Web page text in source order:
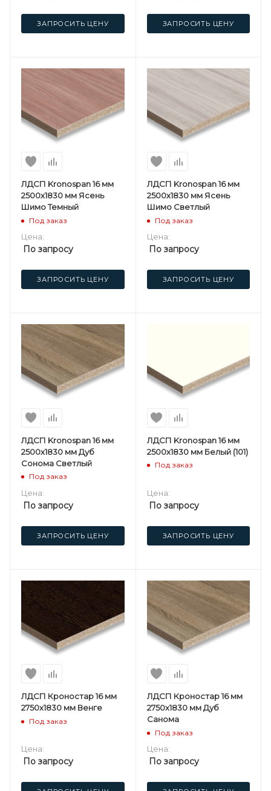
ЗАПРОСИТЬ ЦЕНУ ЗАПРОСИТЬ ЦЕНУ
ЛДСП Kronospan 16 мм
2500х1830 мм Ясень
Шимо Темный
Под заказ
Цена:
По запросу
ЗАПРОСИТЬ ЦЕНУ
ЛДСП Kronospan 16 мм
2500х1830 мм Ясень
Шимо Светлый
Под заказ
Цена:
По запросу
ЗАПРОСИТЬ ЦЕНУ
ЛДСП Kronospan 16 мм
2500х1830 мм Дуб
Сонома Светлый
Под заказ
Цена:
По запросу
ЗАПРОСИТЬ ЦЕНУ
ЛДСП Kronospan 16 мм
2500х1830 мм Белый (101)
Под заказ
Цена:
По запросу
ЗАПРОСИТЬ ЦЕНУ
ЛДСП Кроностар 16 мм
2750х1830 мм Венге
Под заказ
Цена:
По запросу
ЛДСП Кроностар 16 мм
2750х1830 мм Дуб
Санома
Под заказ
Цена:
По запросу